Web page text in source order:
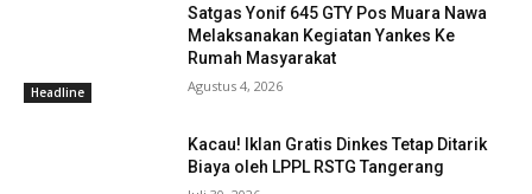
Headline
Satgas Yonif 645 GTY Pos Muara Nawa
Melaksanakan Kegiatan Yankes Ke
Rumah Masyarakat
Agustus 4, 2026
Kacau! Iklan Gratis Dinkes Tetap Ditarik
Biaya oleh LPPL RSTG Tangerang